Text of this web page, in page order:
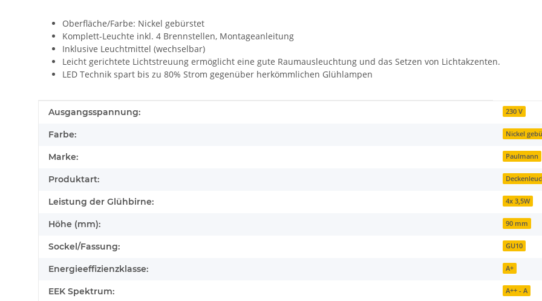
Oberfläche/Farbe: Nickel gebürstet
Komplett-Leuchte inkl. 4 Brennstellen, Montageanleitung
Inklusive Leuchtmittel (wechselbar)
Leicht gerichtete Lichtstreuung ermöglicht eine gute Raumausleuchtung und das Setzen von Lichtakzenten.
LED Technik spart bis zu 80% Strom gegenüber herkömmlichen Glühlampen
Produkteigenschaft
Wert
Ausgangsspannung: 230 V
Farbe: Nickel
Marke: Paulmann
Produktart:
Leistung der Glühbirne: 4x 3,5W
Höhe (mm): 90 mm
Sockel/Fassung: GU10
Energieeffizienzklasse: A+
EEK Spektrum: A++ - A